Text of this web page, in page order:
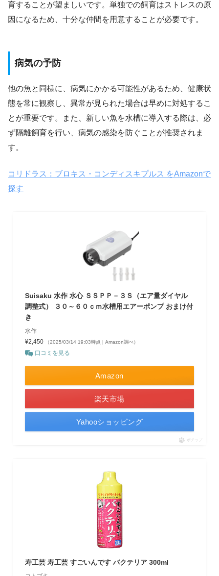
育することが望ましいです。単独での飼育はストレスの原
因になるため、十分な仲間を用意することが必要です。
病気の予防
他の魚と同様に、病気にかかる可能性があるため、健康状
態を常に観察し、異常が見られた場合は早めに対処するこ
とが重要です。また、新しい魚を水槽に導入する際は、必
ず隔離飼育を行い、病気の感染を防ぐことが推奨されま
す。
コリドラス：ブロキス・コンディスキプルス をAmazonで
探す
Suisaku 水作 水心 ＳＳＰＰ－３Ｓ（エア量ダイヤル
調整式） ３０～６０ｃｍ水槽用エアーポンプ おまけ付
き
水作
¥2,450
（2025/03/14 19:03時点 | Amazon調べ）
口コミを見る
Amazon
楽天市場
Yahooショッピング
ポチップ
寿工芸 寿工芸 すごいんです バクテリア 300ml